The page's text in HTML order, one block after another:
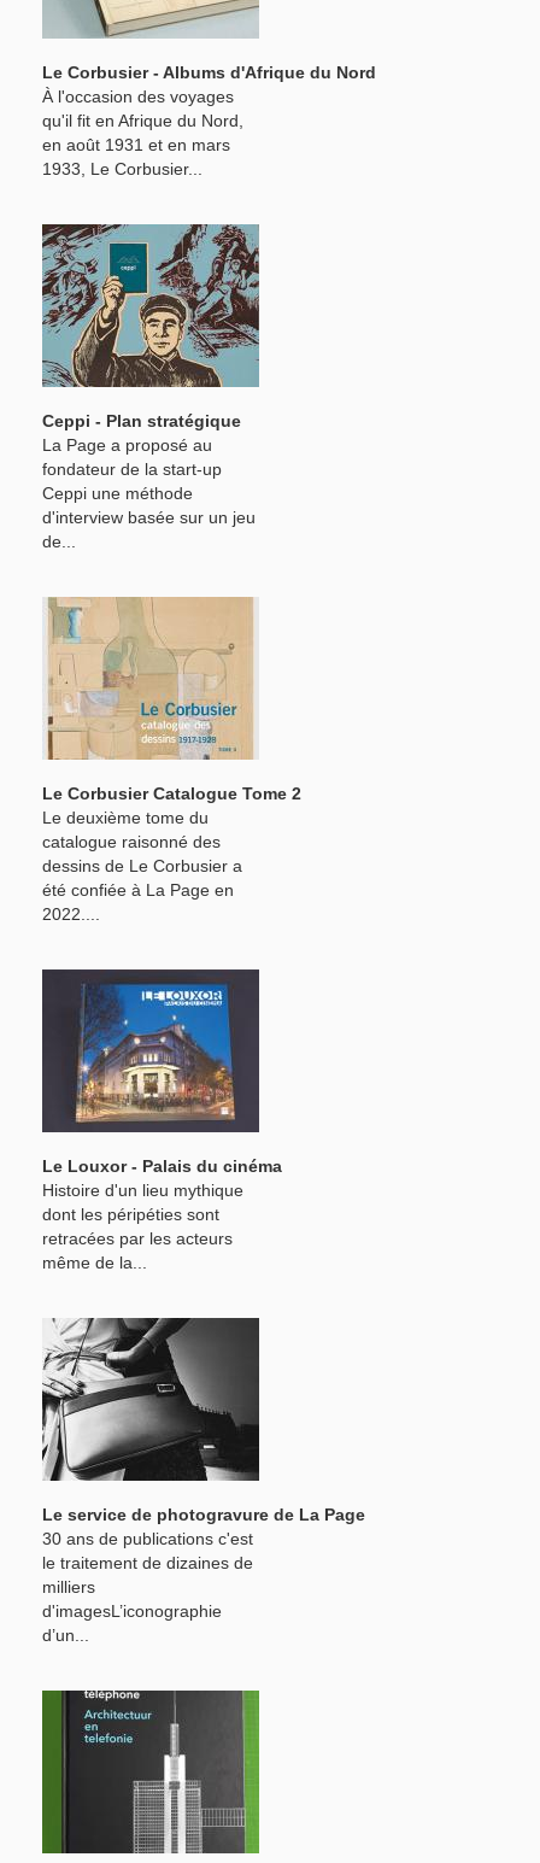
Le Corbusier - Albums d'Afrique du Nord
À l'occasion des voyages
qu'il fit en Afrique du Nord,
en août 1931 et en mars
1933, Le Corbusier...
Ceppi - Plan stratégique
La Page a proposé au
fondateur de la start-up
Ceppi une méthode
d'interview basée sur un jeu
de...
Le Corbusier Catalogue Tome 2
Le deuxième tome du
catalogue raisonné des
dessins de Le Corbusier a
été confiée à La Page en
2022....
Le Louxor - Palais du cinéma
Histoire d'un lieu mythique
dont les péripéties sont
retracées par les acteurs
même de la...
Le service de photogravure de La Page
30 ans de publications c'est
le traitement de dizaines de
milliers
d'imagesL’iconographie
d’un...